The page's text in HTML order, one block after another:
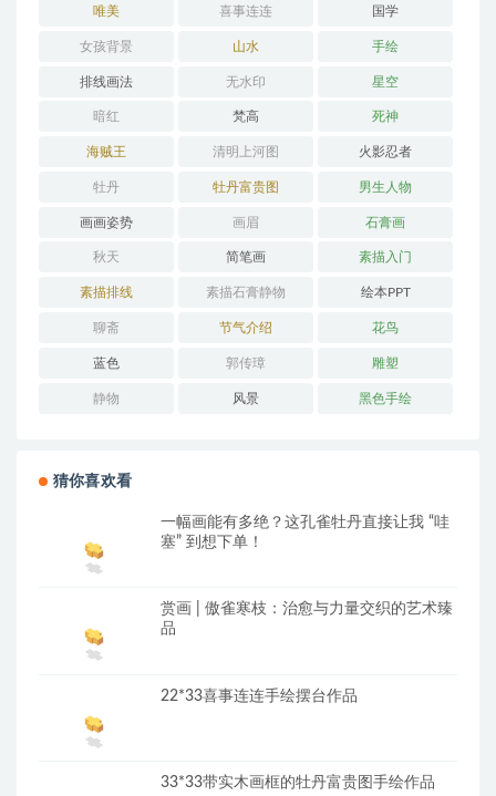
唯美 喜事连连 国学
女孩背景 山水 手绘
排线画法 无水印 星空
暗红 梵高 死神
海贼王 清明上河图 火影忍者
牡丹 牡丹富贵图 男生人物
画画姿势 画眉 石膏画
秋天 简笔画 素描入门
素描排线 素描石膏静物 绘本PPT
聊斋 节气介绍 花鸟
蓝色 郭传璋 雕塑
静物 风景 黑色手绘
猜你喜欢看
一幅画能有多绝？这孔雀牡丹直接让我 “哇
塞” 到想下单！
赏画 | 傲雀寒枝：治愈与力量交织的艺术臻
品
22*33喜事连连手绘摆台作品
33*33带实木画框的牡丹富贵图手绘作品